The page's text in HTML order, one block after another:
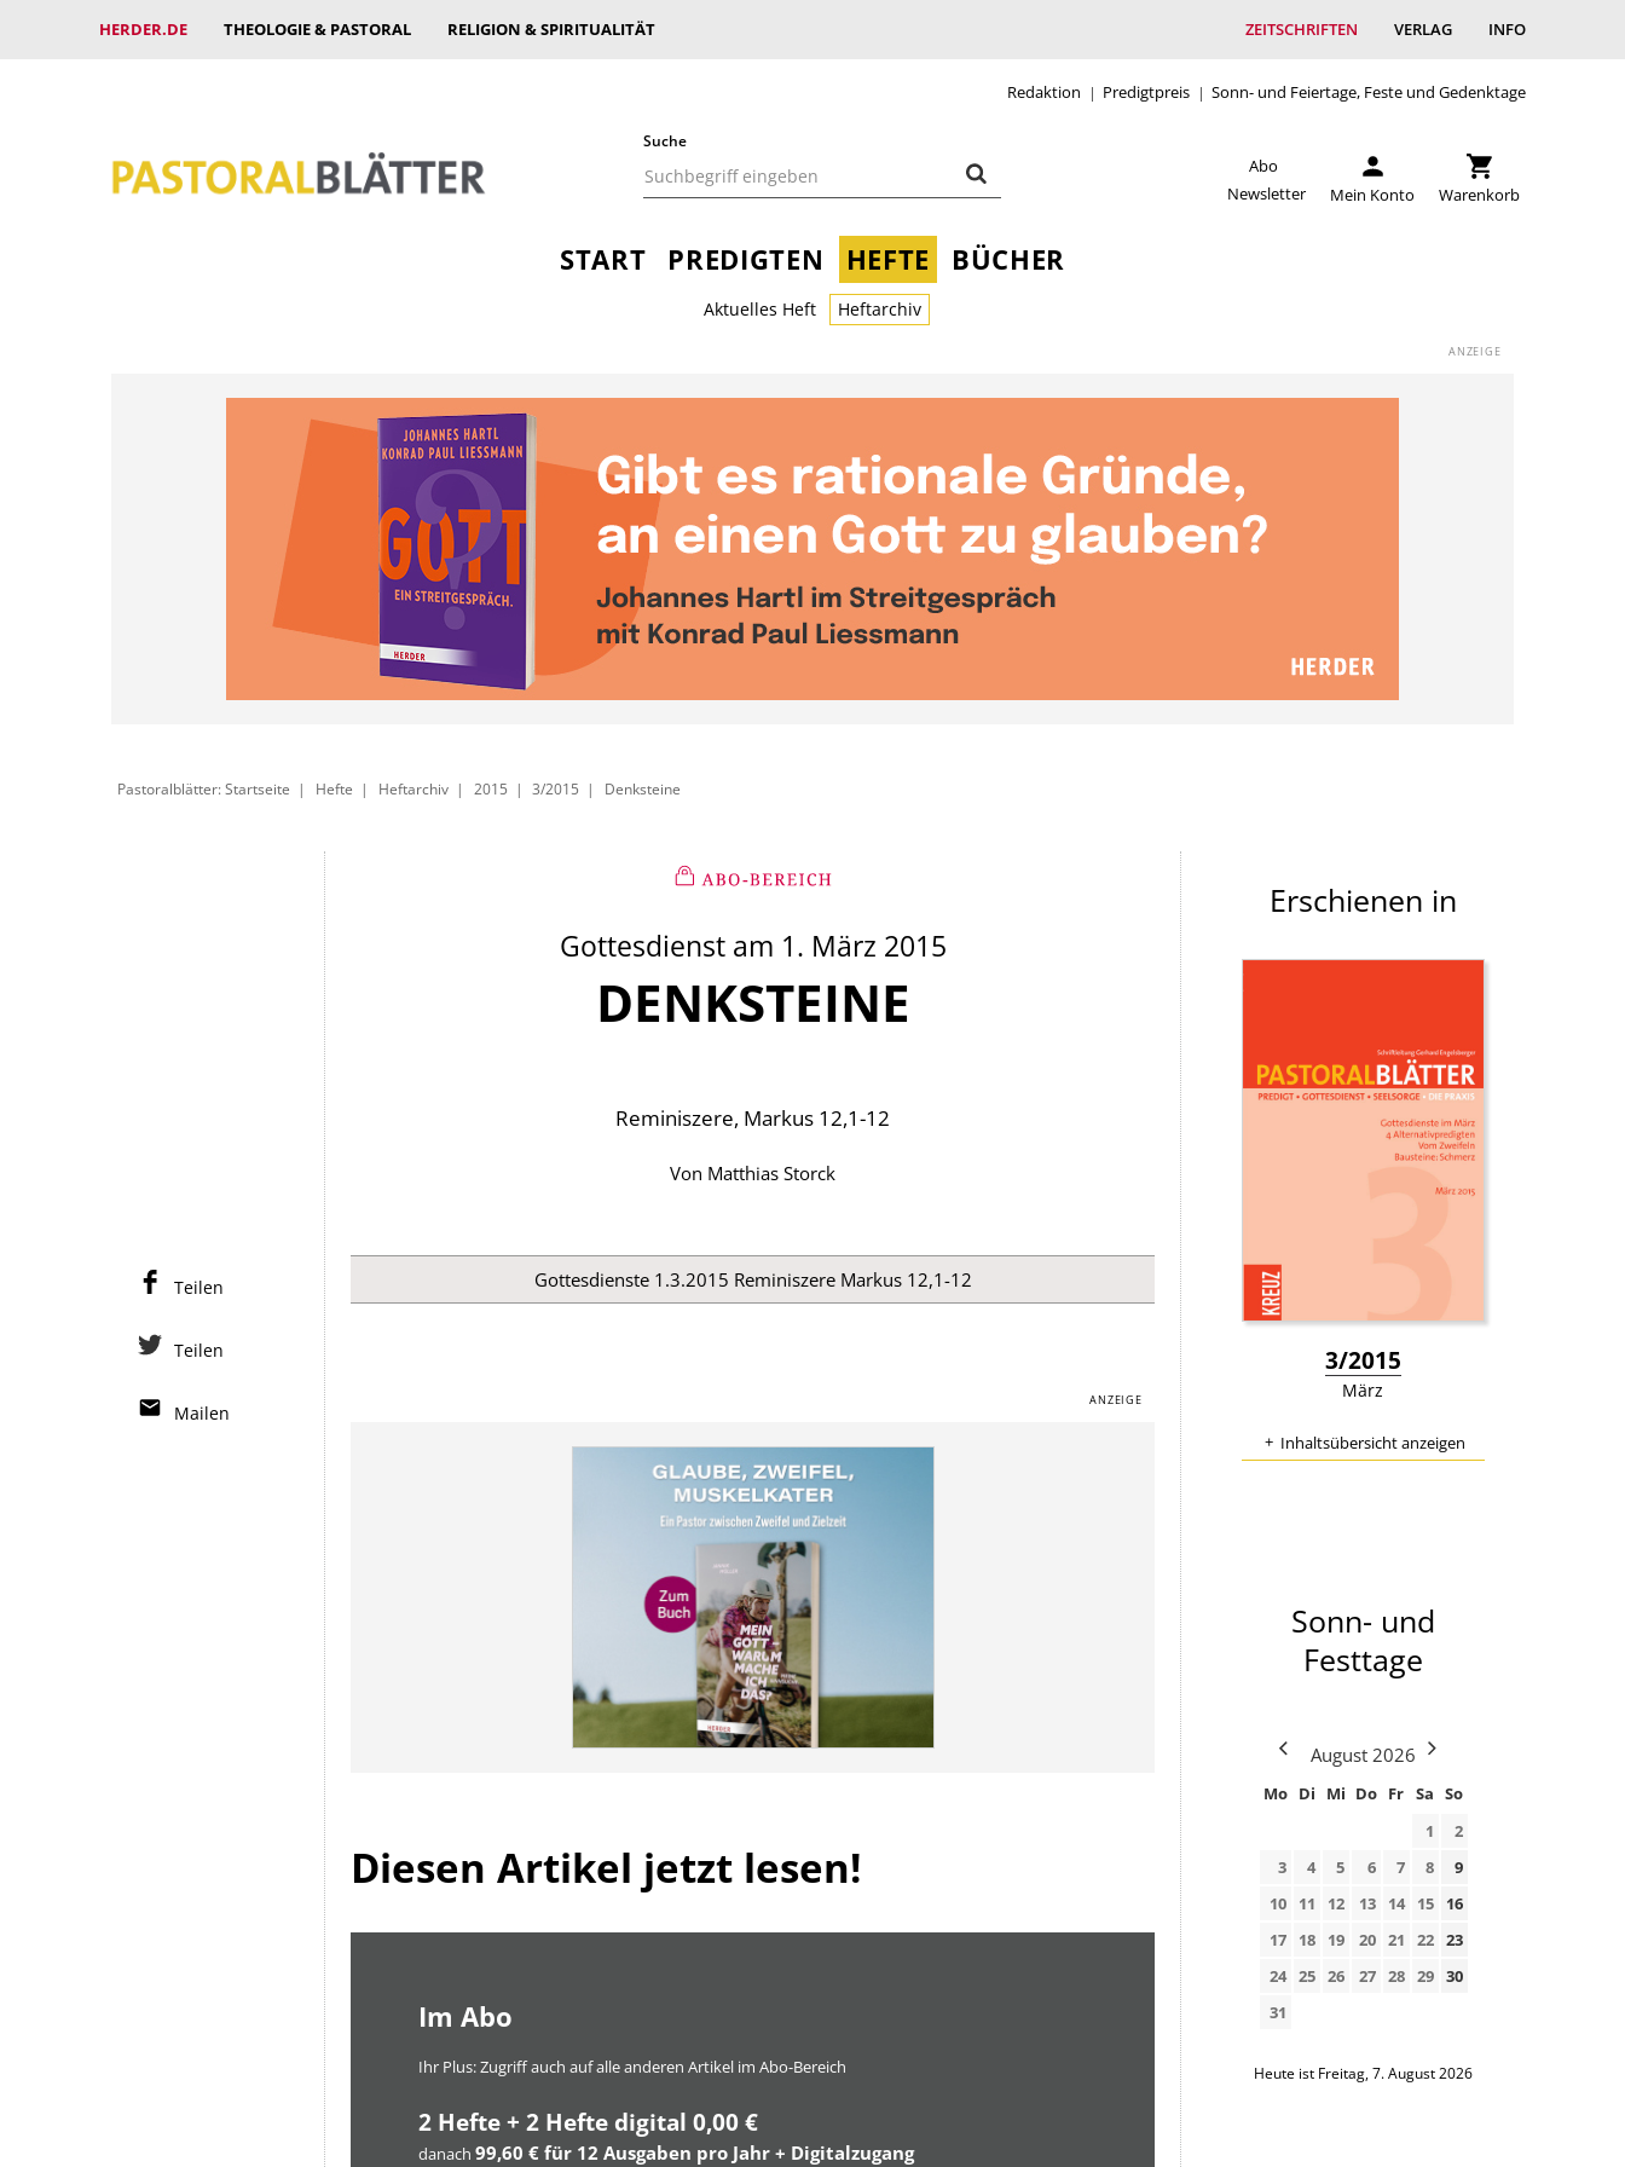
HERDER.DE THEOLOGIE & PASTORAL RELIGION & SPIRITUALITÄT ZEITSCHRIFTEN VERLAG INFO
Redaktion Predigtpreis Sonn- und Feiertage, Feste und Gedenktage
Suche
Abo
Newsletter
Mein Konto Warenkorb
START PREDIGTEN HEFTE BÜCHER
Aktuelles Heft Heftarchiv
Pastoralblätter: Startseite Hefte Heftarchiv 2015 3/2015 Denksteine
Gottesdienst am 1. März 2015
:
DENKSTEINE
Reminiszere, Markus 12,1-12
Von Matthias Storck
Gottesdienste 1.3.2015 Reminiszere Markus 12,1-12
Diesen Artikel jetzt lesen!
Im Abo
Ihr Plus: Zugriff auch auf alle anderen Artikel im Abo-Bereich
2 Hefte + 2 Hefte digital 0,00 €
danach 99,60 € für 12 Ausgaben pro Jahr + Digitalzugang
Teilen
Teilen
Mailen
Erschienen in
3/2015
März
Inhaltsübersicht anzeigen
Sonn- und
Festtage
August 2026
Mo Di Mi Do Fr Sa So
1
2
3
4 5 6 7 8
9
10
11 12 13 14 15
16
17
18 19 20 21 22 23
24 25 26 27 28 29 30
31
Heute ist Freitag, 7. August 2026